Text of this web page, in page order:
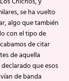
se ha vuelto
algo que también
con el tipo de
de citar
de aquella
que esos
de banda